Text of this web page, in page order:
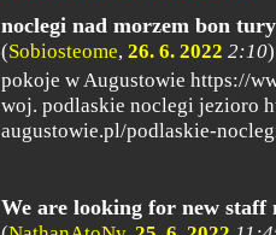
noclegi nad morzem bon
(Sobiosteome, 26. 6. 2022 2:10)
pokoje w Augustowie https://
woj. podlaskie noclegi jezioro
augustowie.pl/podlaskie-
We are looking for new